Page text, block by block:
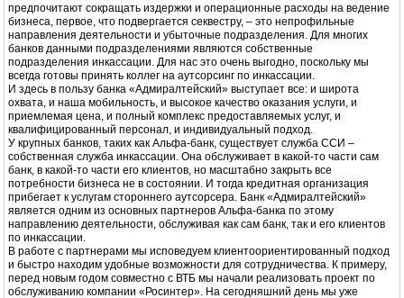
предпочитают сокращать издержки и операционные расходы на ведение
бизнеса, первое, что подвергается секвестру, – это непрофильные
направления деятельности и убыточные подразделения. Для многих
банков данными подразделениями являются собственные
подразделения инкассации. Для нас это очень выгодно, поскольку мы
всегда готовы принять коллег на аутсорсинг по инкассации.
И здесь в пользу банка «Адмиралтейский» выступает все: и широта
охвата, и наша мобильность, и высокое качество оказания услуги, и
приемлемая цена, и полный комплекс предоставляемых услуг, и
квалифицированный персонал, и индивидуальный подход.
У крупных банков, таких как Альфа-банк, существует служба ССИ –
собственная служба инкассации. Она обслуживает в какой-то части сам
банк, в какой-то части его клиентов, но масштабно закрыть все
потребности бизнеса не в состоянии. И тогда кредитная организация
прибегает к услугам стороннего аутсорсера. Банк «Адмиралтейский»
является одним из основных партнеров Альфа-банка по этому
направлению деятельности, обслуживая как сам банк, так и его клиентов
по инкассации.
В работе с партнерами мы исповедуем клиентоориентированный подход
и быстро находим удобные возможности для сотрудничества. К примеру,
перед новым годом совместно с ВТБ мы начали реализовать проект по
обслуживанию компании «Росинтер». На сегодняшний день мы уже